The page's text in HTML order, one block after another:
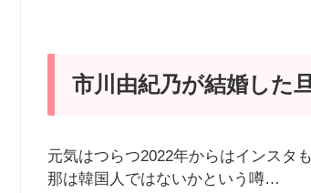
市川由紀乃が結婚した
元気はつらつ2022年からはインスタ
那は韓国人ではないかという噂…